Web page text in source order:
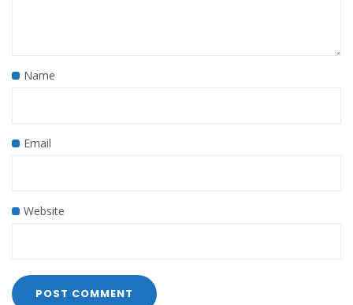
Name
Email
Website